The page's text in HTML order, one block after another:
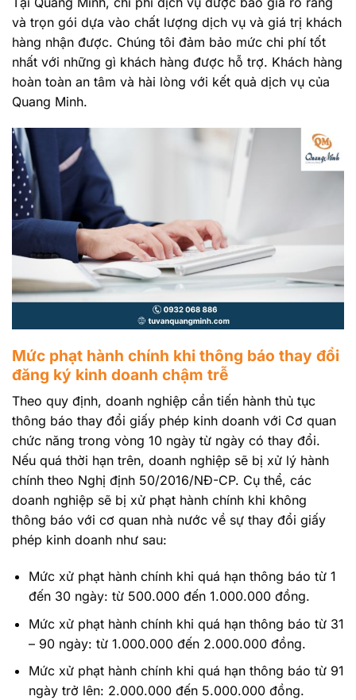
và trọn gói dựa vào chất lượng dịch vụ và giá trị khách
hàng nhận được. Chúng tôi đảm bảo mức chi phí tốt
nhất với những gì khách hàng được hỗ trợ. Khách hàng
hoàn toàn an tâm và hài lòng với kết quả dịch vụ của
Quang Minh.
Mức phạt hành chính khi thông báo thay đổi
đăng ký kinh doanh chậm trễ
Theo quy định, doanh nghiệp cần tiến hành thủ tục
thông báo thay đổi giấy phép kinh doanh với Cơ quan
chức năng trong vòng 10 ngày từ ngày có thay đổi.
Nếu quá thời hạn trên, doanh nghiệp sẽ bị xử lý hành
chính theo Nghị định 50/2016/NĐ-CP. Cụ thể, các
doanh nghiệp sẽ bị xử phạt hành chính khi không
thông báo với cơ quan nhà nước về sự thay đổi giấy
phép kinh doanh như sau:
Mức xử phạt hành chính khi quá hạn thông báo từ 1
đến 30 ngày: từ 500.000 đến 1.000.000 đồng.
Mức xử phạt hành chính khi quá hạn thông báo từ 31
– 90 ngày: từ 1.000.000 đến 2.000.000 đồng.
Mức xử phạt hành chính khi quá hạn thông báo từ 91
ngày trở lên: 2.000.000 đến 5.000.000 đồng.